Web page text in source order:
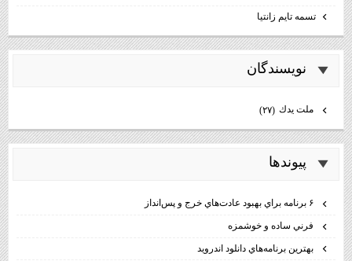
تسمه تایم زانتیا
نويسندگان
ملت يدك (۲۷)
پيوندها
فرني ساده و خوشمزه
بهترين برنامه‌هاي دانلود اندرويد